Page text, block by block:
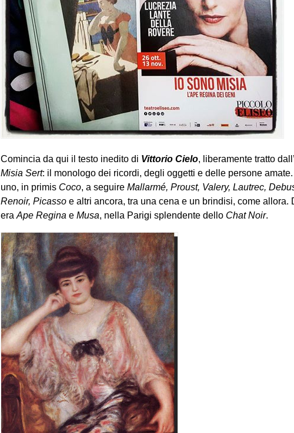
Comincia da qui il testo inedito di Vittorio Cielo, liberamente tratto
Misia Sert: il monologo dei ricordi, degli oggetti e delle persone
uno, in primis Coco, a seguire Mallarmé, Proust, Valery, Lautrec,
Renoir, Picasso e altri ancora, tra una cena e un brindisi, come allora.
era Ape Regina e Musa, nella Parigi splendente dello Chat Noir.